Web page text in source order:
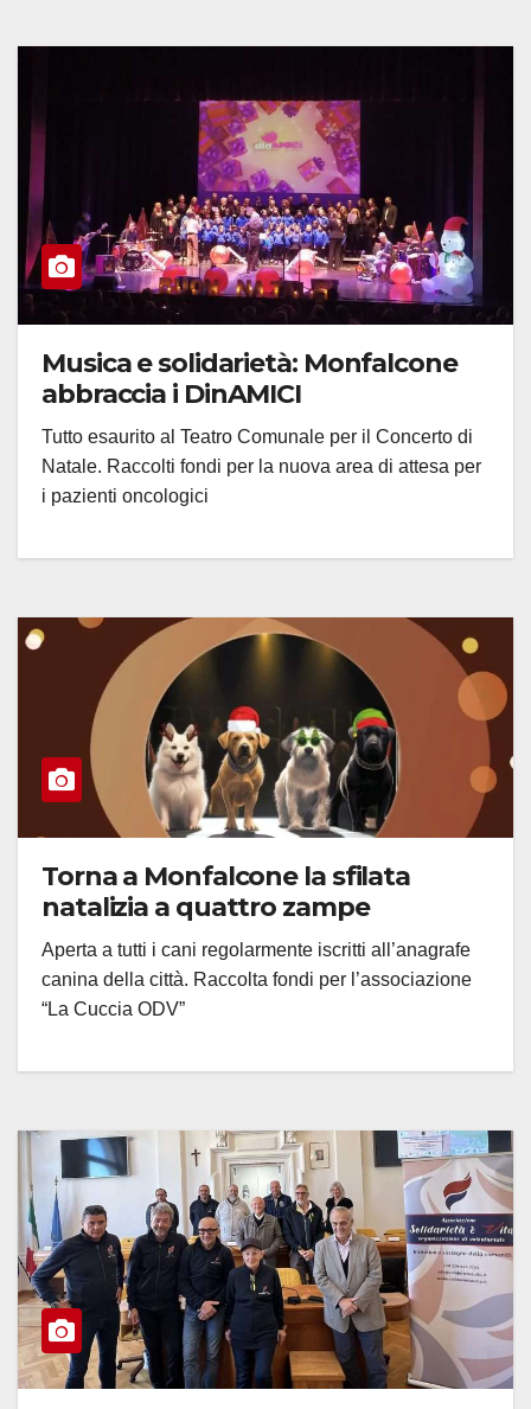
Musica e solidarietà: Monfalcone
abbraccia i DinAMICI
Tutto esaurito al Teatro Comunale per il Concerto di
Natale. Raccolti fondi per la nuova area di attesa per
i pazienti oncologici
Torna a Monfalcone la sfilata
natalizia a quattro zampe
Aperta a tutti i cani regolarmente iscritti all’anagrafe
canina della città. Raccolta fondi per l’associazione
“La Cuccia ODV”